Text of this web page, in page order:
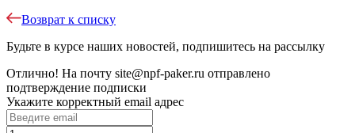
Возврат к списку
Будьте в курсе наших новостей, подпишитесь на рассылку
Отлично! На почту site@npf-paker.ru отправлено
подтверждение подписки
Укажите корректный email адрес